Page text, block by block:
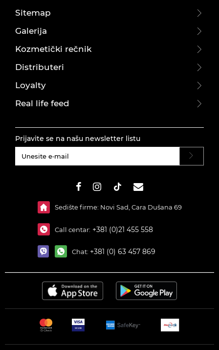
Sitemap
Galerija
Kozmetički rečnik
Distributeri
Loyalty
Real life feed
Prijavite se na našu newsletter listu
Sedište firme: Novi Sad, Cara Dušana 69
Call centar: +381 (0)21 455 558
Chat: +381 (0) 63 457 869